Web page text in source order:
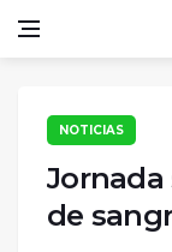
NOTICIAS
de